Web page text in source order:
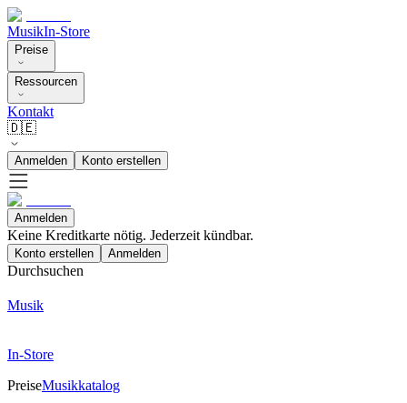
MusikIn-Store
Preise
Ressourcen
Kontakt
🇩🇪
Anmelden Konto erstellen
Anmelden
Keine Kreditkarte nötig. Jederzeit kündbar.
Konto erstellen Anmelden
Durchsuchen
Musik
In-Store
PreiseMusikkatalog